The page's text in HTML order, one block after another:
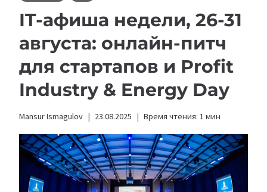
IT-афиша недели, 26-31
августа: онлайн-питч
для стартапов и Profit
Industry & Energy Day
Mansur Ismagulov 23.08.2025 Время чтения: 1 мин